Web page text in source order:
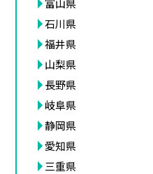
富山県
石川県
福井県
山梨県
長野県
岐阜県
静岡県
愛知県
三重県